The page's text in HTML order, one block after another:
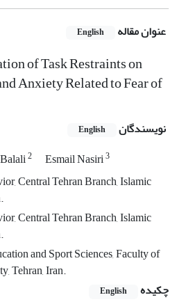
عنوان مقاله English
of Task Restraints on
Anxiety Related to Fear of
نویسندگان English
2 Esmail Nasiri3
Central Tehran Branch, Islamic
Central Tehran Branch, Islamic
and Sport Sciences, Faculty of
Tehran, Iran.
چکیده
English